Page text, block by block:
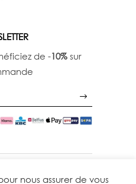
de -10% sur
nous assurer de vous